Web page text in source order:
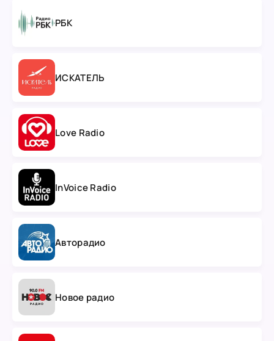
РБК
ИСКАТЕЛЬ
Love Radio
InVoice Radio
Авторадио
Новое радио